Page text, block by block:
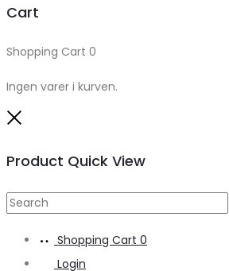
Cart
Shopping Cart 0
Ingen varer i kurven.
Product Quick View
Search
Shopping Cart 0
Login